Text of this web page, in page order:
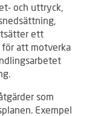
och uttryck,
ett
att motverka
som
Exempel